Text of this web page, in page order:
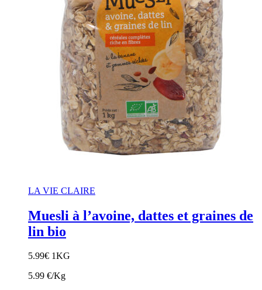
LA VIE CLAIRE
Muesli à l’avoine, dattes et graines de
lin bio
5.99€ 1KG
5.99 €/Kg